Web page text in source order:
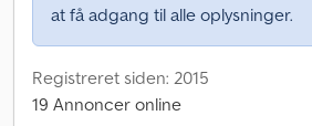
at få adgang til alle oplysninger.
Registreret siden: 2015
19 Annoncer online